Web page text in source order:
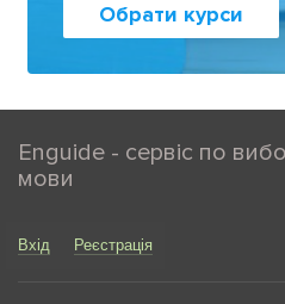
Обрати курси
Enguide - сервіс по
мови
Вхід Реєстрація